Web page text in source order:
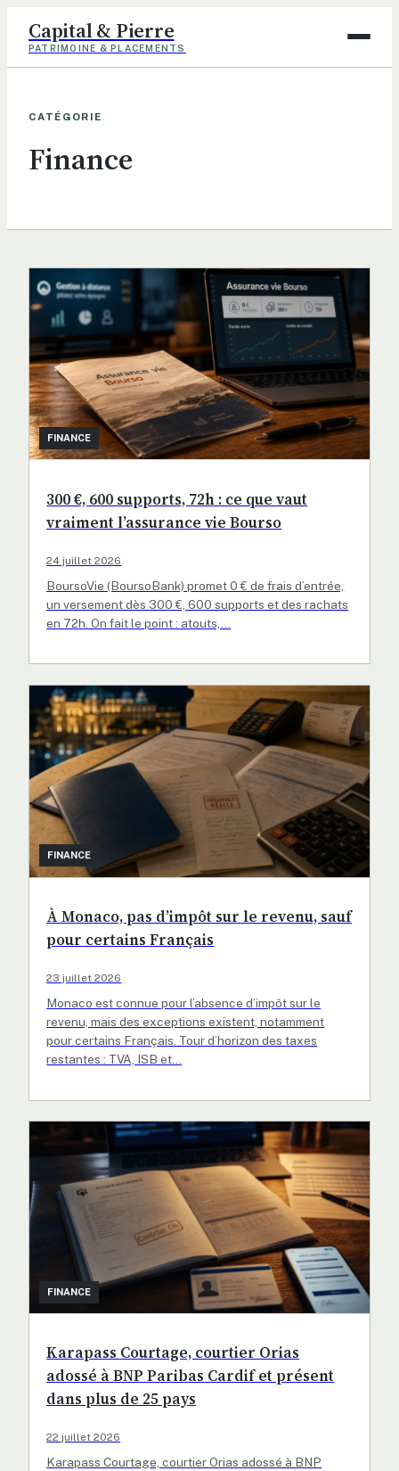
Capital & Pierre
PATRIMOINE & PLACEMENTS
CATÉGORIE
Finance
FINANCE
300 €, 600 supports, 72h : ce que vaut
vraiment l’assurance vie Bourso
24 juillet 2026
BoursoVie (BoursoBank) promet 0 € de frais d’entrée,
un versement dès 300 €, 600 supports et des rachats
en 72h. On fait le point : atouts,…
FINANCE
À Monaco, pas d’impôt sur le revenu, sauf
pour certains Français
23 juillet 2026
Monaco est connue pour l’absence d’impôt sur le
revenu, mais des exceptions existent, notamment
pour certains Français. Tour d’horizon des taxes
restantes : TVA, ISB et…
FINANCE
Karapass Courtage, courtier Orias
adossé à BNP Paribas Cardif et présent
dans plus de 25 pays
22 juillet 2026
Karapass Courtage, courtier Orias adossé à BNP